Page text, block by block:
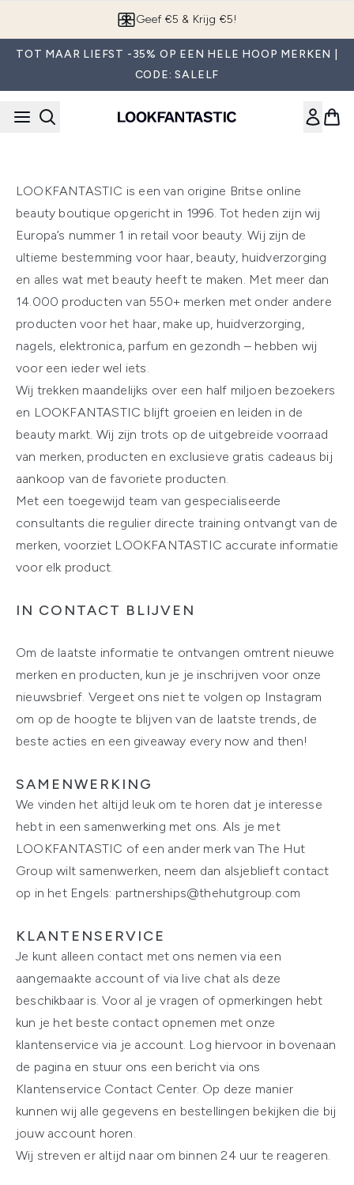
Geef €5 & Krijg €5!
TOT MAAR LIEFST -35% OP EEN HELE HOOP MERKEN |
CODE: SALELF
LOOKFANTASTIC is een van origine Britse online
beauty boutique opgericht in 1996. Tot heden zijn wij
Europa’s nummer 1 in retail voor beauty. Wij zijn de
ultieme bestemming voor haar, beauty, huidverzorging
en alles wat met beauty heeft te maken. Met meer dan
14.000 producten van 550+ merken met onder andere
producten voor het haar, make up, huidverzorging,
nagels, elektronica, parfum en gezondh – hebben wij
voor een ieder wel iets.
Wij trekken maandelijks over een half miljoen bezoekers
en LOOKFANTASTIC blijft groeien en leiden in de
beauty markt. Wij zijn trots op de uitgebreide voorraad
van merken, producten en exclusieve gratis cadeaus bij
aankoop van de favoriete producten.
Met een toegewijd team van gespecialiseerde
consultants die regulier directe training ontvangt van de
merken, voorziet LOOKFANTASTIC accurate informatie
voor elk product.
IN CONTACT BLIJVEN
Om de laatste informatie te ontvangen omtrent nieuwe
merken en producten, kun je je inschrijven voor onze
nieuwsbrief. Vergeet ons niet te volgen op Instagram
om op de hoogte te blijven van de laatste trends, de
beste acties en een giveaway every now and then!
SAMENWERKING
We vinden het altijd leuk om te horen dat je interesse
hebt in een samenwerking met ons. Als je met
LOOKFANTASTIC of een ander merk van The Hut
Group wilt samenwerken, neem dan alsjeblieft contact
op in het Engels: partnerships@thehutgroup.com
KLANTENSERVICE
Je kunt alleen contact met ons nemen via een
aangemaakte account of via live chat als deze
beschikbaar is. Voor al je vragen of opmerkingen hebt
kun je het beste contact opnemen met onze
klantenservice via je account. Log hiervoor in bovenaan
de pagina en stuur ons een bericht via ons
Klantenservice Contact Center. Op deze manier
kunnen wij alle gegevens en bestellingen bekijken die bij
jouw account horen.
Wij streven er altijd naar om binnen 24 uur te reageren.